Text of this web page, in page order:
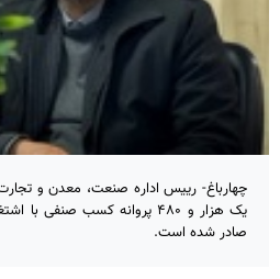
چهارباغ- رییس اداره صنعت، معدن و
صادر شده است.